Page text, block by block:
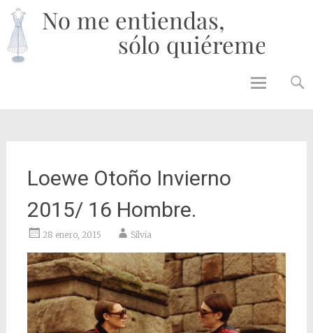
Loewe Otoño Invierno
2015/ 16 Hombre.
28 enero, 2015 Silvia